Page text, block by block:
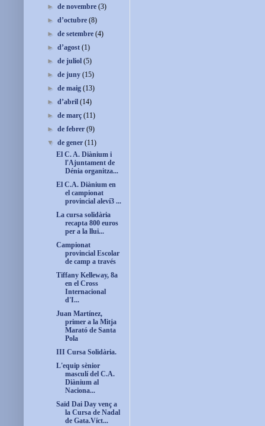
►de novembre(3)
►d’octubre(8)
►de setembre(4)
►d’agost(1)
►de juliol(5)
►de juny(15)
►de maig(13)
►d’abril(14)
►de març(11)
►de febrer(9)
▼de gener(11)
El C. A. Diànium i
l'Ajuntament de
Dénia organitza...
El C.A. Diànium en
el campionat
provincial aleví3 ...
La cursa solidària
recapta 800 euros
per a la llui...
Campionat
provincial Escolar
de camp a través
Tiffany Kelleway, 8a
en el Cross
Internacional
d'I...
Juan Martínez,
primer a la Mitja
Marató de Santa
Pola
III Cursa Solidària.
L'equip sènior
masculí del C.A.
Diànium al
Naciona...
Saïd Dai Day venç a
la Cursa de Nadal
de Gata.Víct...